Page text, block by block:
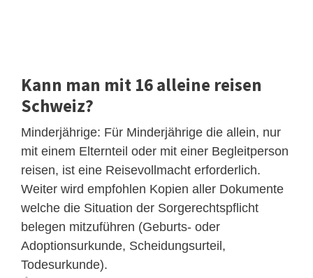
Kann man mit 16 alleine reisen
Schweiz?
Minderjährige: Für Minderjährige die allein, nur
mit einem Elternteil oder mit einer Begleitperson
reisen, ist eine Reisevollmacht erforderlich.
Weiter wird empfohlen Kopien aller Dokumente
welche die Situation der Sorgerechtspflicht
belegen mitzuführen (Geburts- oder
Adoptionsurkunde, Scheidungsurteil,
Todesurkunde).